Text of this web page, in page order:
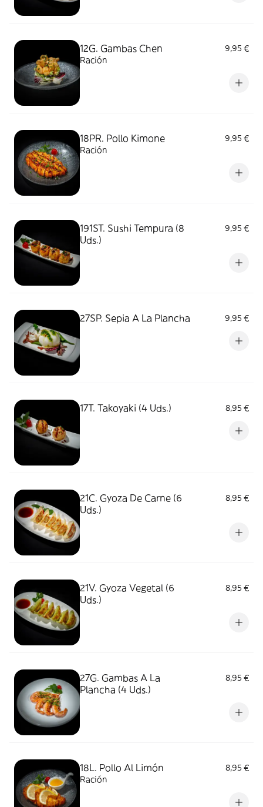
12G. Gambas Chen
9,95 €
Ración
18PR. Pollo Kimone
9,95 €
Ración
191ST. Sushi Tempura (8
Uds.)
9,95 €
27SP. Sepia A La Plancha 9,95 €
17T. Takoyaki (4 Uds.) 8,95 €
21C. Gyoza De Carne (6
Uds.)
8,95 €
21V. Gyoza Vegetal (6
Uds.)
8,95 €
27G. Gambas A La
Plancha (4 Uds.)
8,95 €
18L. Pollo Al Limón
8,95 €
Ración